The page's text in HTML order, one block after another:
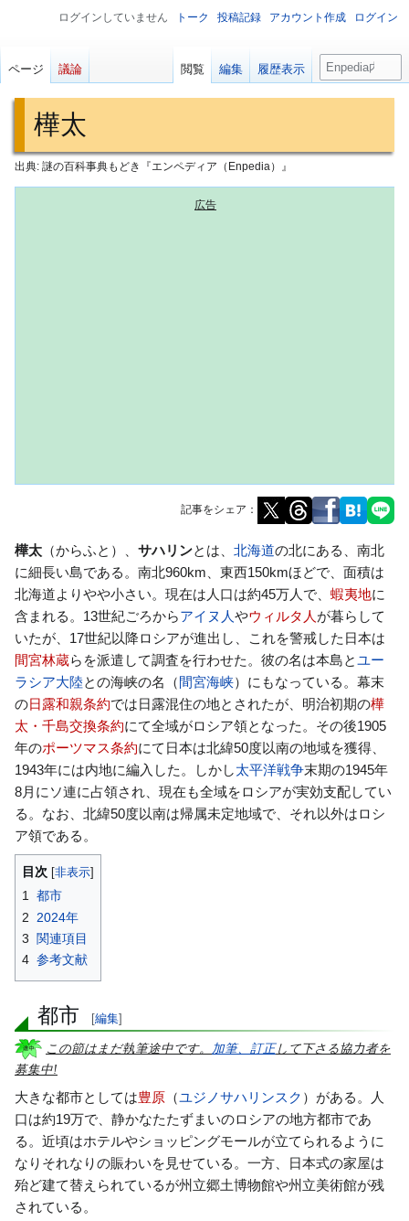
樺太
出典: 謎の百科事典もどき『エンペディア（Enpedia）』
記事をシェア：
ナ
ビ
ゲ
ー
シ
ョ
ン
に
移
動
検
索
に
移
動
樺太 （からふと）、 サハリンとは、 北海道の北にある、南北
に細長い島である。南北960km、東西150kmほどで、面積は
北海道よりやや小さい。現在は人口は約45万人で、 蝦夷地に
含まれる。13世紀ごろからアイヌ人やウィルタ人 が暮らして
いたが、17世紀以降ロシアが進出し、これを警戒した日本は
間宮林蔵らを派遣して調査を行わせた。彼の名は本島とユー
ラシア大陸との海峡の名（間宮海峡）にもなっている。幕末
の日露和親条約では日露混住の地とされたが、明治初期の樺
太・千島交換条約にて全域がロシア領となった。その後1905
年のポーツマス条約にて日本は北緯50度以南の地域を獲得、
1943年には内地に編入した。しかし太平洋戦争末期の1945年
8月にソ連に占領され、現在も全域をロシアが実効支配してい
る。なお、北緯50度以南は帰属未定地域で、それ以外はロシ
ア領である。
目次
1
都市
2
2024年
3
関連項目
4 参考文献
都市 [編集]
この節はまだ執筆途中です。 加筆、訂正して下さる協力者を
募集中!
大きな都市としては豊原 （ユジノサハリンスク ）がある。人
口は約19万で、静かなたたずまいのロシアの地方都市であ
る。近頃はホテルやショッピングモールが立てられるように
なりそれなりの賑わいを見せている。一方、日本式の家屋は
殆ど建て替えられているが州立郷土博物館や州立美術館が残
されている。
ログインしていません トーク 投稿記録 アカウント作成 ログイン
ページ 議論 閲覧 編集 履歴表示
検
索